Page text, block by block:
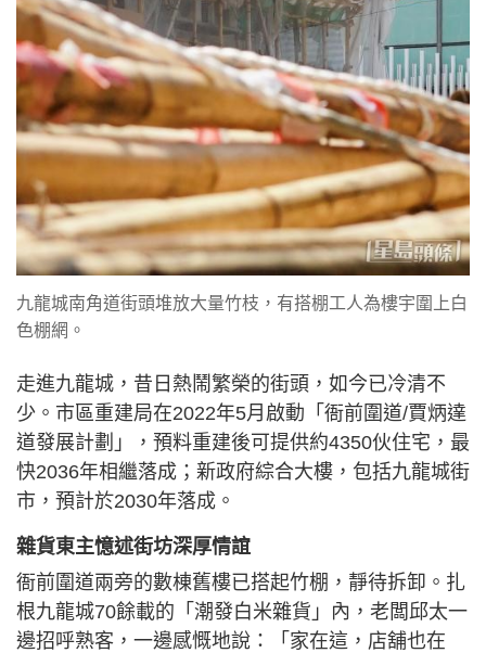
九龍城南角道街頭堆放大量竹枝，有搭棚工人為樓宇圍上白
色棚網。
走進九龍城，昔日熱鬧繁榮的街頭，如今已冷清不
少。市區重建局在2022年5月啟動「衙前圍道/賈炳達
道發展計劃」，預料重建後可提供約4350伙住宅，最
快2036年相繼落成；新政府綜合大樓，包括九龍城街
市，預計於2030年落成。
雜貨東主憶述街坊深厚情誼
衙前圍道兩旁的數棟舊樓已搭起竹棚，靜待拆卸。扎
根九龍城70餘載的「潮發白米雜貨」內，老闆邱太一
邊招呼熟客，一邊感慨地說：「家在這，店舖也在